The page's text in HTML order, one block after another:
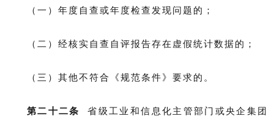
（一）年度自查或年度检查发现问题的；
（二）经核实自查自评报告存在虚假统计数据的；
（三）其他不符合《规范条件》要求的。
第二十二条
省级工业和信息化主管部门或央企集团